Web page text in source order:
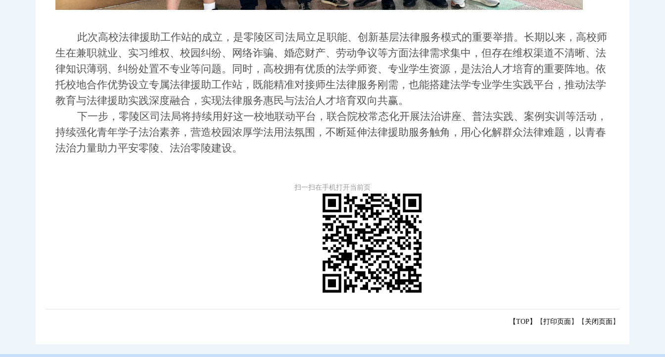
此次高校法律援助工作站的成立，是零陵区司法局立足职能、创新基层法律服务模式的重要举措。长期以来，高校师
生在兼职就业、实习维权、校园纠纷、网络诈骗、婚恋财产、劳动争议等方面法律需求集中，但存在维权渠道不清晰、法
律知识薄弱、纠纷处置不专业等问题。同时，高校拥有优质的法学师资、专业学生资源，是法治人才培育的重要阵地。依
托校地合作优势设立专属法律援助工作站，既能精准对接师生法律服务刚需，也能搭建法学专业学生实践平台，推动法学
教育与法律援助实践深度融合，实现法律服务惠民与法治人才培育双向共赢。
下一步，零陵区司法局将持续用好这一校地联动平台，联合院校常态化开展法治讲座、普法实践、案例实训等活动，
持续强化青年学子法治素养，营造校园浓厚学法用法氛围，不断延伸法律援助服务触角，用心化解群众法律难题，以青春
法治力量助力平安零陵、法治零陵建设。
扫一扫在手机打开当前页
【TOP】 【打印页面 】【 关闭页面 】